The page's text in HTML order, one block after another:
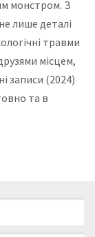
монстром. З
лише деталі
травми
місцем,
записи (2024)
та в